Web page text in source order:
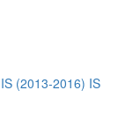
IS (2013-2016) IS